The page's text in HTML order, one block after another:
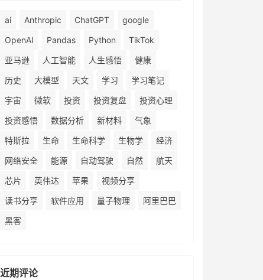
ai Anthropic ChatGPT
google
OpenAI
Pandas Python
TikTok
亚马逊
人工智能 人生感悟
健康
历史
大模型 天文 学习
学习笔记
宇宙
微软 投资 投资复盘
投资心理
投资感悟
数据分析 新材料
气象
特斯拉
生命 生命科学 生物学
经济
网络安全
能源 自动驾驶 自然
航天
芯片
英伟达 苹果
视频分享
读书分享
软件应用 量子物理
阿里巴巴
黑客
近期评论